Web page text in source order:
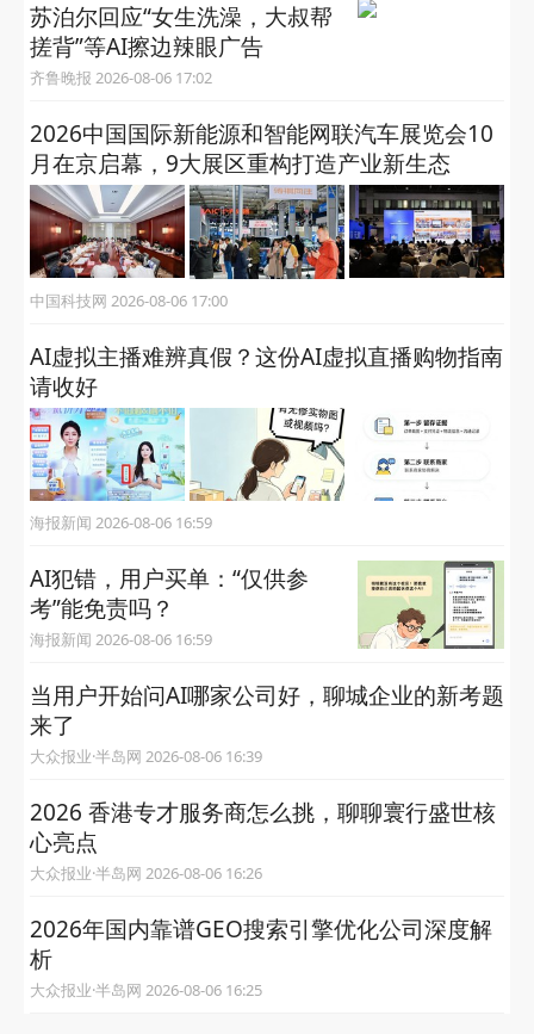
苏泊尔回应“女生洗澡，大叔帮
搓背”等AI擦边辣眼广告
齐鲁晚报 2026-08-06 17:02
2026中国国际新能源和智能网联汽车展览会10
月在京启幕，9大展区重构打造产业新生态
中国科技网 2026-08-06 17:00
AI虚拟主播难辨真假？这份AI虚拟直播购物指南
请收好
海报新闻 2026-08-06 16:59
AI犯错，用户买单：“仅供参
考”能免责吗？
海报新闻 2026-08-06 16:59
当用户开始问AI哪家公司好，聊城企业的新考题
来了
大众报业·半岛网 2026-08-06 16:39
2026 香港专才服务商怎么挑，聊聊寰行盛世核
心亮点
大众报业·半岛网 2026-08-06 16:26
2026年国内靠谱GEO搜索引擎优化公司深度解
析
大众报业·半岛网 2026-08-06 16:25